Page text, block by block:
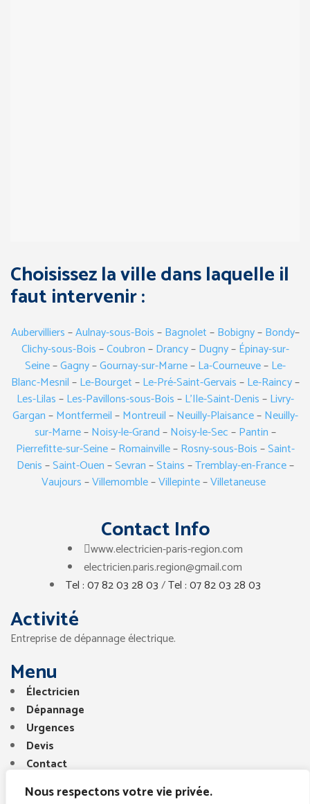
Nous respectons votre vie privée.
Choisissez la ville dans laquelle il
faut intervenir :
Aubervilliers–Aulnay-sous-Bois–Bagnolet–Bobigny–Bondy–
Clichy-sous-Bois–Coubron–Drancy–Dugny–Épinay-sur-
Seine–Gagny–Gournay-sur-Marne–La-Courneuve–Le-
Blanc-Mesnil–Le-Bourget–Le-Pré-Saint-Gervais–Le-Raincy–
Les-Lilas–Les-Pavillons-sous-Bois–L’Ile-Saint-Denis–Livry-
Gargan–Montfermeil–Montreuil–Neuilly-Plaisance–Neuilly-
sur-Marne–Noisy-le-Grand–Noisy-le-Sec–Pantin–
Pierrefitte-sur-Seine–Romainville–Rosny-sous-Bois–Saint-
Denis–Saint-Ouen–Sevran–Stains–Tremblay-en-France–
Vaujours–Villemomble–Villepinte–Villetaneuse
Contact Info
www.electricien-paris-region.com
electricien.paris.region@gmail.com
Tel : 07 82 03 28 03/Tel : 07 82 03 28 03
Activité
Entreprise de dépannage électrique.
Menu
Électricien
Dépannage
Urgences
Devis
Contact